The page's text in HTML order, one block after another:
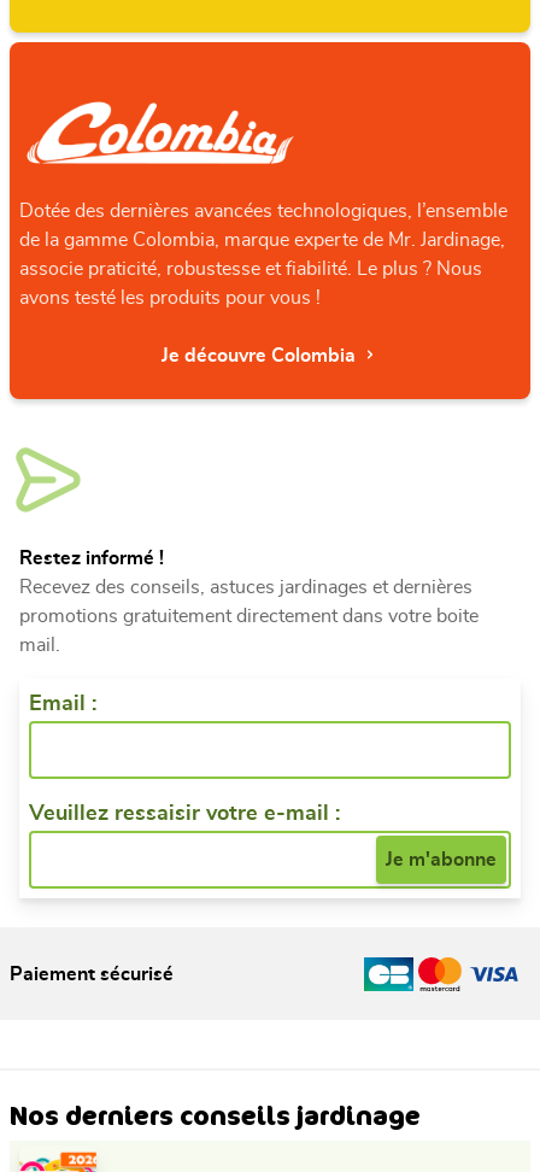
Dotée des dernières avancées technologiques, l’ensemble
de la gamme Colombia, marque experte de Mr. Jardinage,
associe praticité, robustesse et fiabilité. Le plus ? Nous
avons testé les produits pour vous !
Je découvre Colombia
Restez informé !
Recevez des conseils, astuces jardinages et dernières
promotions gratuitement directement dans votre boite
mail.
Email :
Veuillez ressaisir votre e-mail :
Paiement sécurisé
Nos derniers conseils jardinage